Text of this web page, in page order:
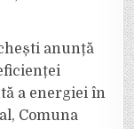
anunță
a energiei în
Comuna